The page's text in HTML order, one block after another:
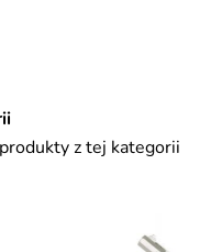
z tej kategorii